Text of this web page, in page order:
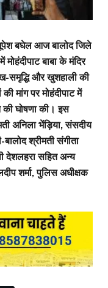
बघेल आज बालोद जिले
बाबा के मंदिर
समृद्धि और खुशहाली की
मांग पर मोहंदीपाट में
घोषणा की। इस
अनिला भेंड़िया, संसदीय
श्रीमती संगीता
देशलहरा सहित अन्य
शर्मा, पुलिस अधीक्षक